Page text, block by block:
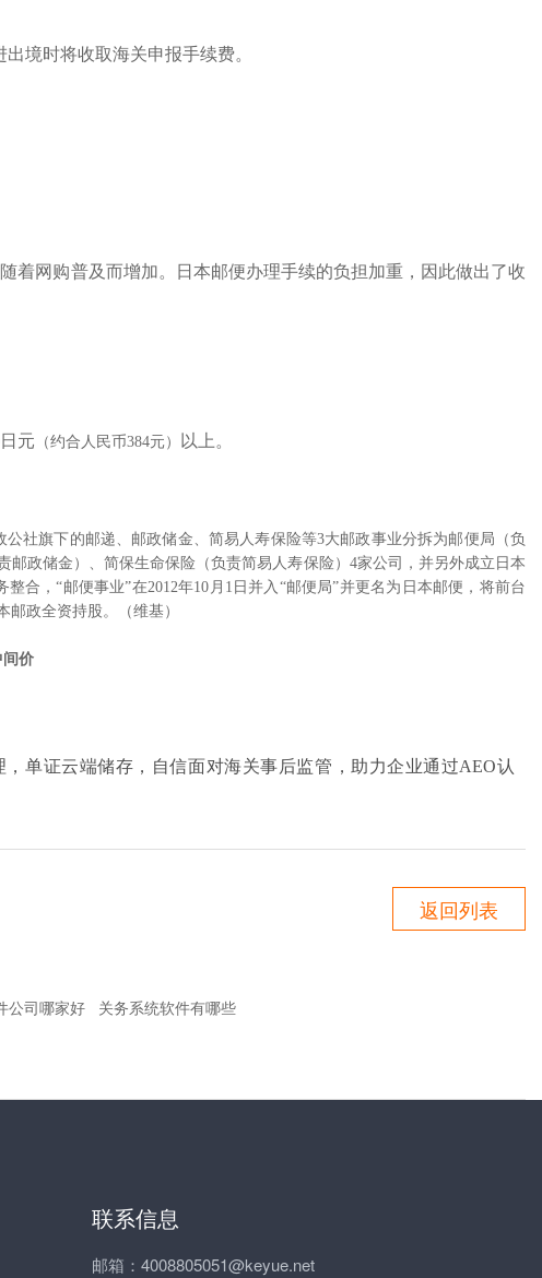
出境时将收取海关申报手续费。
着网购普及而增加。日本邮便办理手续的负担加重，因此做出了收
元 （约合人民币384元） 以上。
社旗下的邮递、邮政储金、简易人寿保险等3大邮政事业分拆为邮便局（负
政储金）、简保生命保险（负责简易人寿保险）4家公司，并另外成立日本
合，“邮便事业”在2012年10月1日并入“邮便局”并更名为日本邮便，将前台
政全资持股。（维基）
间价
单证云端储存，自信面对海关事后监管，助力企业通过AEO认
返回列表
公司哪家好
关务系统软件有哪些
联系信息
邮箱：4008805051@keyue.net